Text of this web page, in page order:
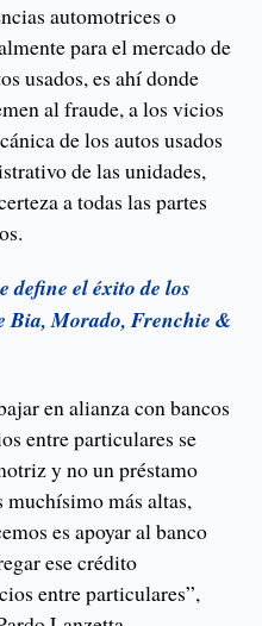
automotrices o
para el mercado de
usados, es ahí donde
al fraude, a los vicios
de los autos usados
de las unidades,
a todas las partes
define el éxito de los
Bia, Morado, Frenchie &
en alianza con bancos
entre particulares se
y no un préstamo
muchísimo más altas,
es apoyar al banco
ese crédito
entre particulares”,